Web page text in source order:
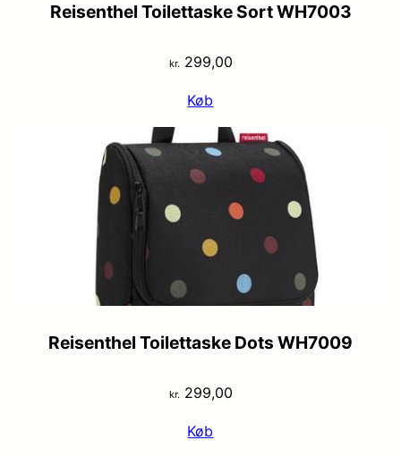
Reisenthel Toilettaske Sort WH7003
kr.299,00
Køb
Reisenthel Toilettaske Dots WH7009
kr. 299,00
Køb